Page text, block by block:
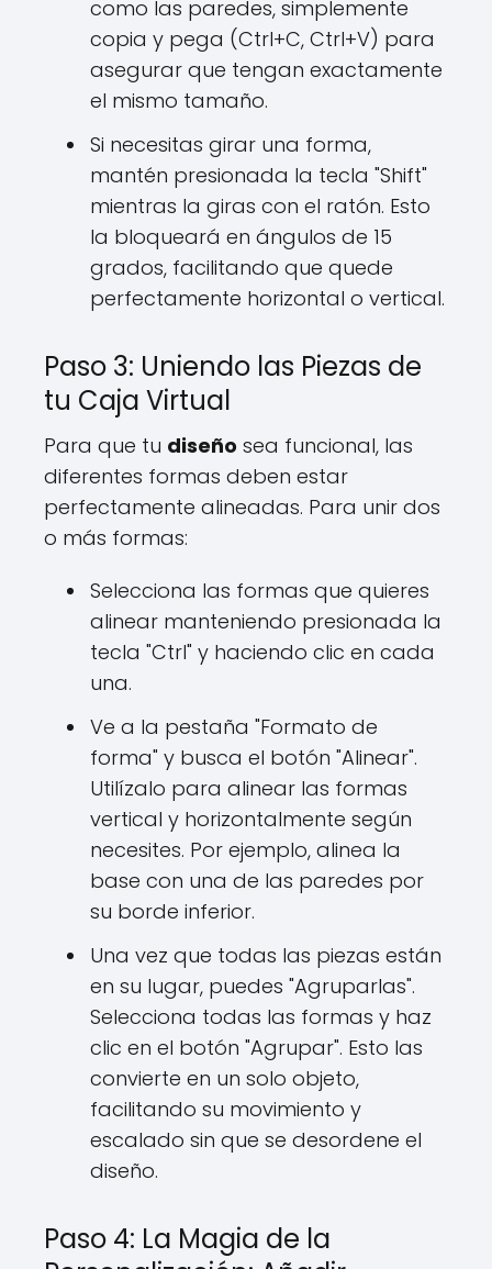
como las paredes, simplemente
copia y pega (Ctrl+C, Ctrl+V) para
asegurar que tengan exactamente
el mismo tamaño.
Si necesitas girar una forma,
mantén presionada la tecla "Shift"
mientras la giras con el ratón. Esto
la bloqueará en ángulos de 15
grados, facilitando que quede
perfectamente horizontal o vertical.
Paso 3: Uniendo las Piezas de
tu Caja Virtual
Para que tu diseño sea funcional, las
diferentes formas deben estar
perfectamente alineadas. Para unir dos
o más formas:
Selecciona las formas que quieres
alinear manteniendo presionada la
tecla "Ctrl" y haciendo clic en cada
una.
Ve a la pestaña "Formato de
forma" y busca el botón "Alinear".
Utilízalo para alinear las formas
vertical y horizontalmente según
necesites. Por ejemplo, alinea la
base con una de las paredes por
su borde inferior.
Una vez que todas las piezas están
en su lugar, puedes "Agruparlas".
Selecciona todas las formas y haz
clic en el botón "Agrupar". Esto las
convierte en un solo objeto,
facilitando su movimiento y
escalado sin que se desordene el
diseño.
Paso 4: La Magia de la